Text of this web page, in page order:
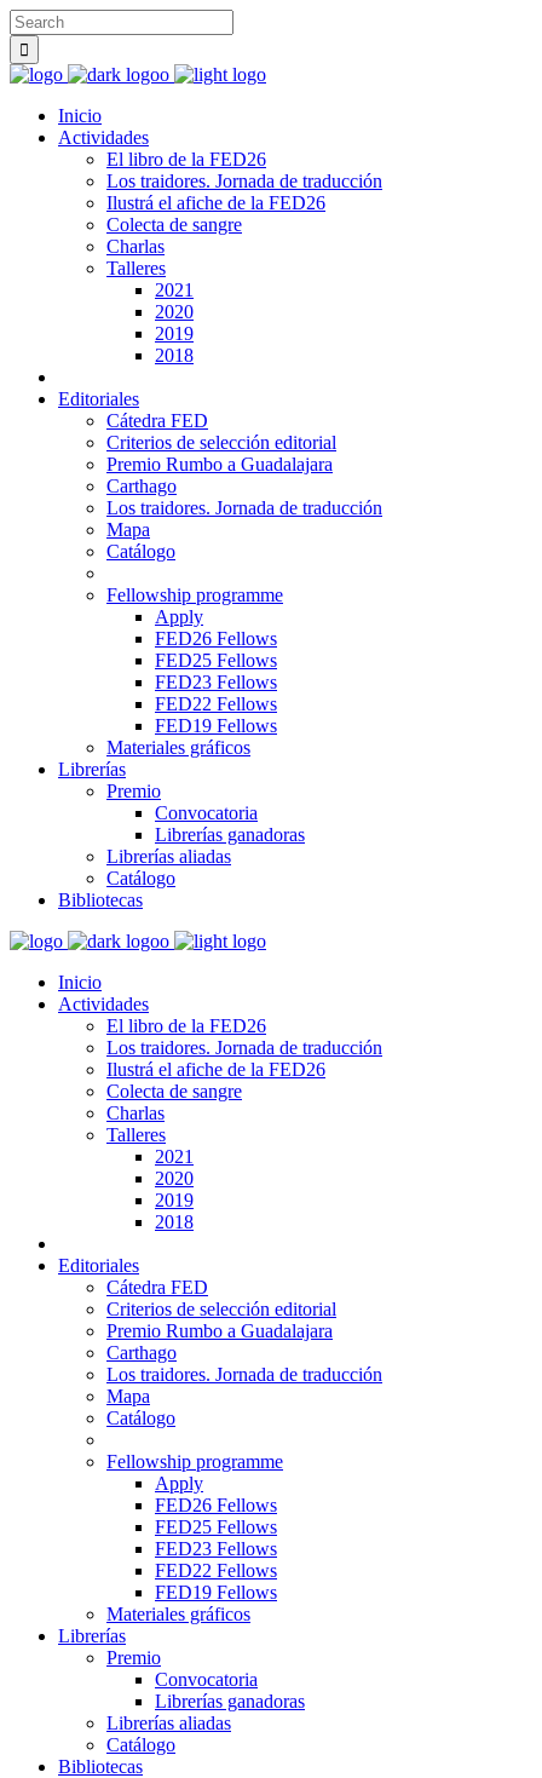
Inicio
Actividades
El libro de la FED26
Los traidores. Jornada de traducción
Ilustrá el afiche de la FED26
Colecta de sangre
Charlas
Talleres
2021
2020
2019
2018
Editoriales
Cátedra FED
Criterios de selección editorial
Premio Rumbo a Guadalajara
Carthago
Los traidores. Jornada de traducción
Mapa
Catálogo
Fellowship programme
Apply
FED26 Fellows
FED25 Fellows
FED23 Fellows
FED22 Fellows
FED19 Fellows
Materiales gráficos
Librerías
Premio
Convocatoria
Librerías ganadoras
Librerías aliadas
Catálogo
Bibliotecas
Inicio
Actividades
El libro de la FED26
Los traidores. Jornada de traducción
Ilustrá el afiche de la FED26
Colecta de sangre
Charlas
Talleres
2021
2020
2019
2018
Editoriales
Cátedra FED
Criterios de selección editorial
Premio Rumbo a Guadalajara
Carthago
Los traidores. Jornada de traducción
Mapa
Catálogo
Fellowship programme
Apply
FED26 Fellows
FED25 Fellows
FED23 Fellows
FED22 Fellows
FED19 Fellows
Materiales gráficos
Librerías
Premio
Convocatoria
Librerías ganadoras
Librerías aliadas
Catálogo
Bibliotecas